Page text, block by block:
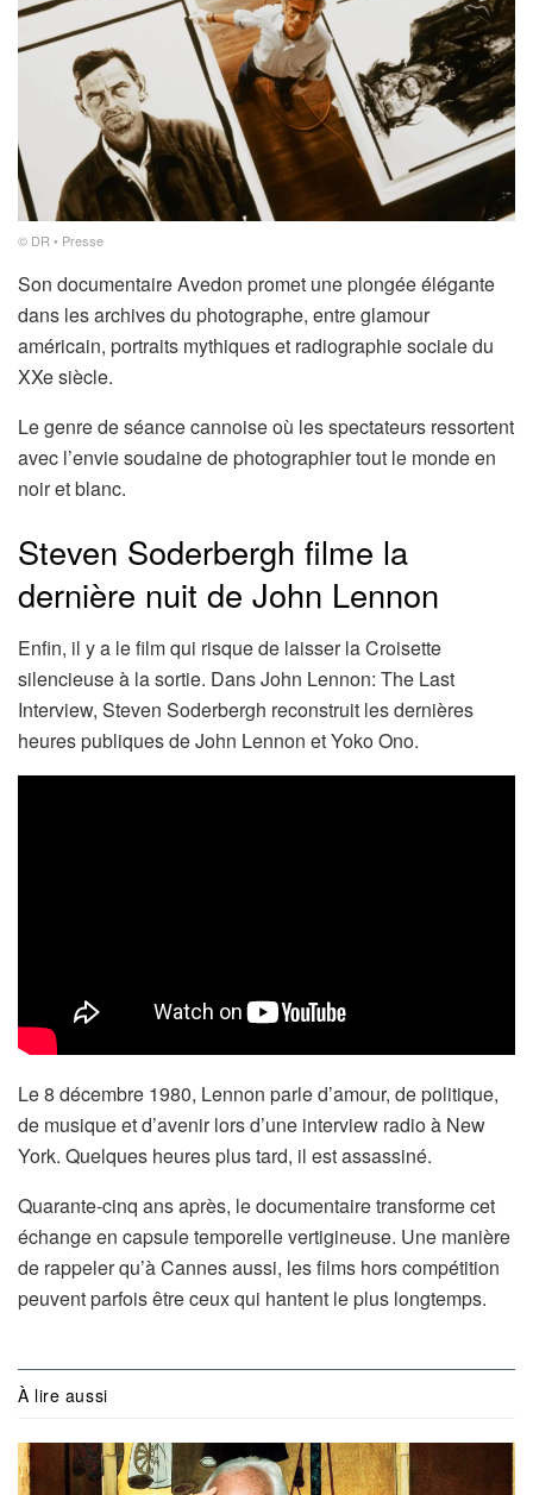
© DR • Presse
Son documentaire Avedon promet une plongée élégante
dans les archives du photographe, entre glamour
américain, portraits mythiques et radiographie sociale du
XXe siècle.
Le genre de séance cannoise où les spectateurs ressortent
avec l’envie soudaine de photographier tout le monde en
noir et blanc.
Steven Soderbergh filme la
dernière nuit de John Lennon
Enfin, il y a le film qui risque de laisser la Croisette
silencieuse à la sortie. Dans John Lennon: The Last
Interview, Steven Soderbergh reconstruit les dernières
heures publiques de John Lennon et Yoko Ono.
Le 8 décembre 1980, Lennon parle d’amour, de politique,
de musique et d’avenir lors d’une interview radio à New
York. Quelques heures plus tard, il est assassiné.
Quarante-cinq ans après, le documentaire transforme cet
échange en capsule temporelle vertigineuse. Une manière
de rappeler qu’à Cannes aussi, les films hors compétition
peuvent parfois être ceux qui hantent le plus longtemps.
À lire aussi